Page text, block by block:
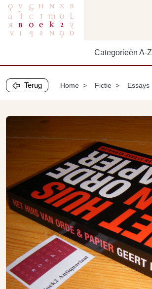
Categorieën A-Z
Terug Home Fictie Essays